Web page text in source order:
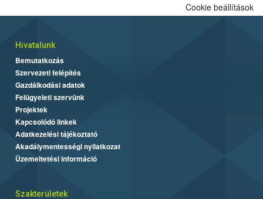
Cookie beállítások
Hivatalunk
Bemutatkozás
Szervezeti felépítés
Gazdálkodási adatok
Felügyeleti szervünk
Projektek
Kapcsolódó linkek
Adatkezelési tájékoztató
Akadálymentességi nyilatkozat
Üzemeltetési információ
Szakterületek